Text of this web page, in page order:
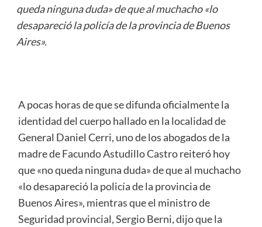
queda ninguna duda» de que al muchacho «lo
desapareció la policía de la provincia de Buenos
Aires».
A pocas horas de que se difunda oficialmente la
identidad del cuerpo hallado en la localidad de
General Daniel Cerri, uno de los abogados de la
madre de Facundo Astudillo Castro reiteró hoy
que «no queda ninguna duda» de que al muchacho
«lo desapareció la policía de la provincia de
Buenos Aires», mientras que el ministro de
Seguridad provincial, Sergio Berni, dijo que la